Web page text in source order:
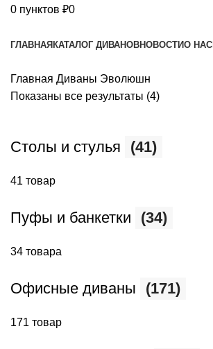
0 пунктов ₽0
ГЛАВНАЯ КАТАЛОГ ДИВАНОВНОВОСТИО НАС
Главная Диваны Эволюшн
Показаны все результаты (4)
Столы и стулья (41)
41 товар
Пуфы и банкетки (34)
34 товара
Офисные диваны (171)
171 товар